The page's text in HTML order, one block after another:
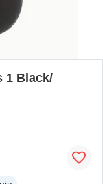
1 Black/